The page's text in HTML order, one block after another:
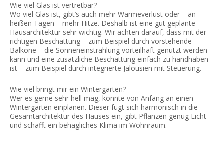
Wie viel Glas ist vertretbar?
Wo viel Glas ist, gibt’s auch mehr Wärmeverlust oder – an
heißen Tagen – mehr Hitze. Deshalb ist eine gut geplante
Hausarchitektur sehr wichtig. Wir achten darauf, dass mit der
richtigen Beschattung – zum Beispiel durch vorstehende
Balkone – die Sonneneinstrahlung vorteilhaft genutzt werden
kann und eine zusätzliche Beschattung einfach zu handhaben
ist – zum Beispiel durch integrierte Jalousien mit Steuerung.
Wie viel bringt mir ein Wintergarten?
Wer es gerne sehr hell mag, könnte von Anfang an einen
Wintergarten einplanen. Dieser fügt sich harmonisch in die
Gesamtarchitektur des Hauses ein, gibt Pflanzen genug Licht
und schafft ein behagliches Klima im Wohnraum.